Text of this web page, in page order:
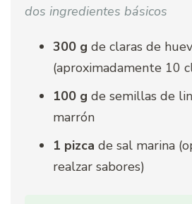
dos ingredientes básicos
300 g de claras de
(aproximadamente 10
100 g de semillas de
marrón
1 pizca de sal marina
realzar sabores)